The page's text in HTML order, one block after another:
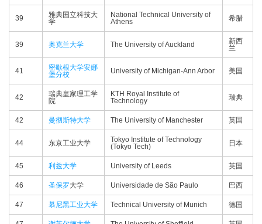
39
雅典国立科技大
学
National Technical University of
Athens
希腊
39 奥克兰大学 The University of Auckland
新西
兰
41
密歇根大学安娜
堡分校
University of Michigan-Ann Arbor 美国
42
瑞典皇家理工学
院
KTH Royal Institute of
Technology
瑞典
42 曼彻斯特大学 The University of Manchester 英国
44 东京工业大学
Tokyo Institute of Technology
(Tokyo Tech)
日本
45 利兹大学 University of Leeds 英国
46 圣保罗大学 Universidade de São Paulo 巴西
47 慕尼黑工业大学 Technical University of Munich 德国